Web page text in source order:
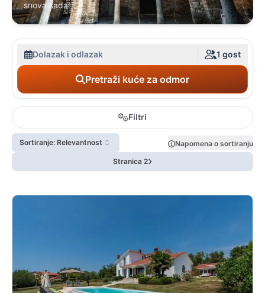
snova sada!
Dolazak i odlazak 1 gost
Pretraži kuće za odmor
Filtri
Sortiranje: Relevantnost
Napomena o sortiranju
Stranica 2